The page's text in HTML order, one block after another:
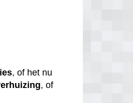
, of het nu
, of